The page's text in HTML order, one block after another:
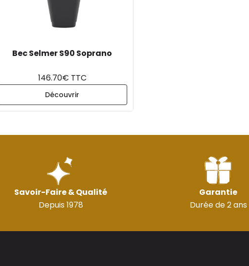
Bec Selmer S90 Soprano
146.70€ TTC
Découvrir
Savoir-Faire & Qualité
Depuis 1978
Garantie
Durée de 2 ans